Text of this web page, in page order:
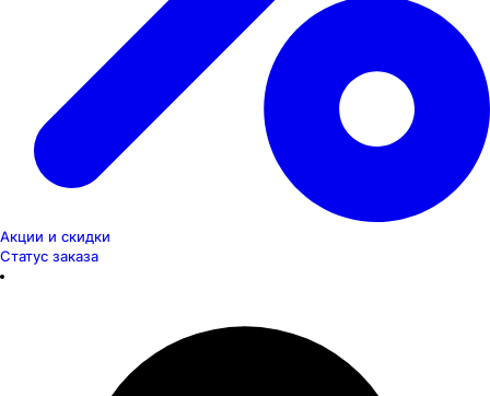
Акции и скидки
Статус заказа